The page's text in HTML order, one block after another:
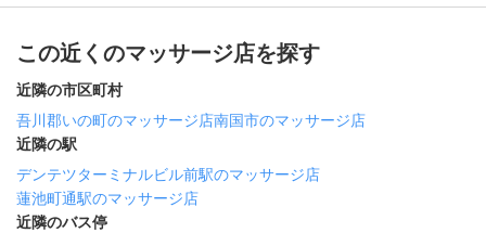
この近くのマッサージ店を探す
近隣の市区町村
吾川郡いの町のマッサージ店南国市のマッサージ店
近隣の駅
デンテツターミナルビル前駅のマッサージ店
蓮池町通駅のマッサージ店
近隣のバス停